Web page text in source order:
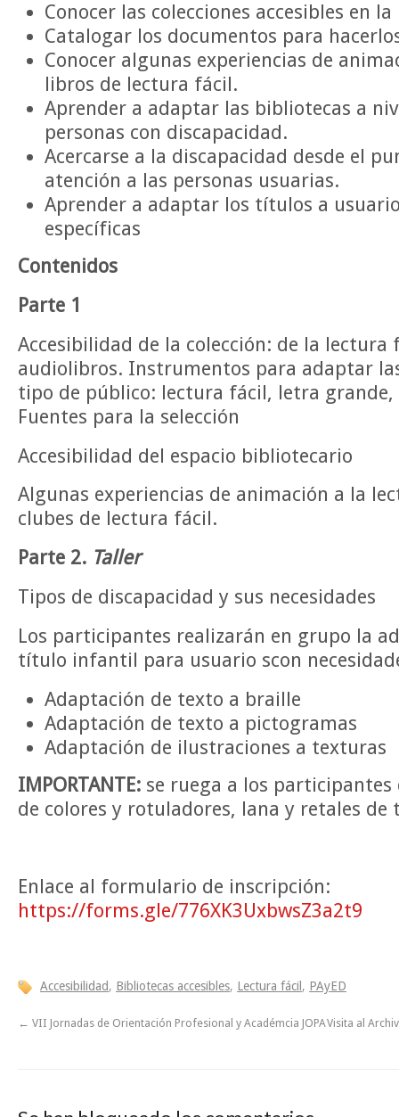
Conocer las colecciones accesibles en
Catalogar los documentos para
Conocer algunas experiencias de
libros de lectura fácil.
Aprender a adaptar las bibliotecas a
personas con discapacidad.
Acercarse a la discapacidad desde el
atención a las personas usuarias.
Aprender a adaptar los títulos a
específicas
Contenidos
Parte 1
Accesibilidad de la colección: de la lectura
audiolibros. Instrumentos para adaptar
tipo de público: lectura fácil, letra
Fuentes para la selección
Accesibilidad del espacio bibliotecario
Algunas experiencias de animación a la
clubes de lectura fácil.
Parte 2. Taller
Tipos de discapacidad y sus necesidades
Los participantes realizarán en grupo la
título infantil para usuario scon
Adaptación de texto a braille
Adaptación de texto a pictogramas
Adaptación de ilustraciones a texturas
IMPORTANTE: se ruega a los
de colores y rotuladores, lana y retales de
Enlace al formulario de inscripción:
https://forms.gle/776XK3UxbwsZ3a2t9
Accesibilidad, Bibliotecas accesibles, Lectura fácil , PAyED
← VII Jornadas de Orientación Profesional y Académcia JOPAVisita al